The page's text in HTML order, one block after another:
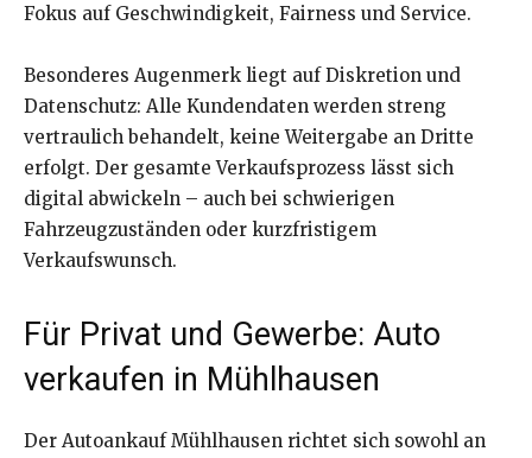
Fokus auf Geschwindigkeit, Fairness und Service.
Besonderes Augenmerk liegt auf Diskretion und
Datenschutz: Alle Kundendaten werden streng
vertraulich behandelt, keine Weitergabe an Dritte
erfolgt. Der gesamte Verkaufsprozess lässt sich
digital abwickeln – auch bei schwierigen
Fahrzeugzuständen oder kurzfristigem
Verkaufswunsch.
Für Privat und Gewerbe: Auto
verkaufen in Mühlhausen
Der Autoankauf Mühlhausen richtet sich sowohl an